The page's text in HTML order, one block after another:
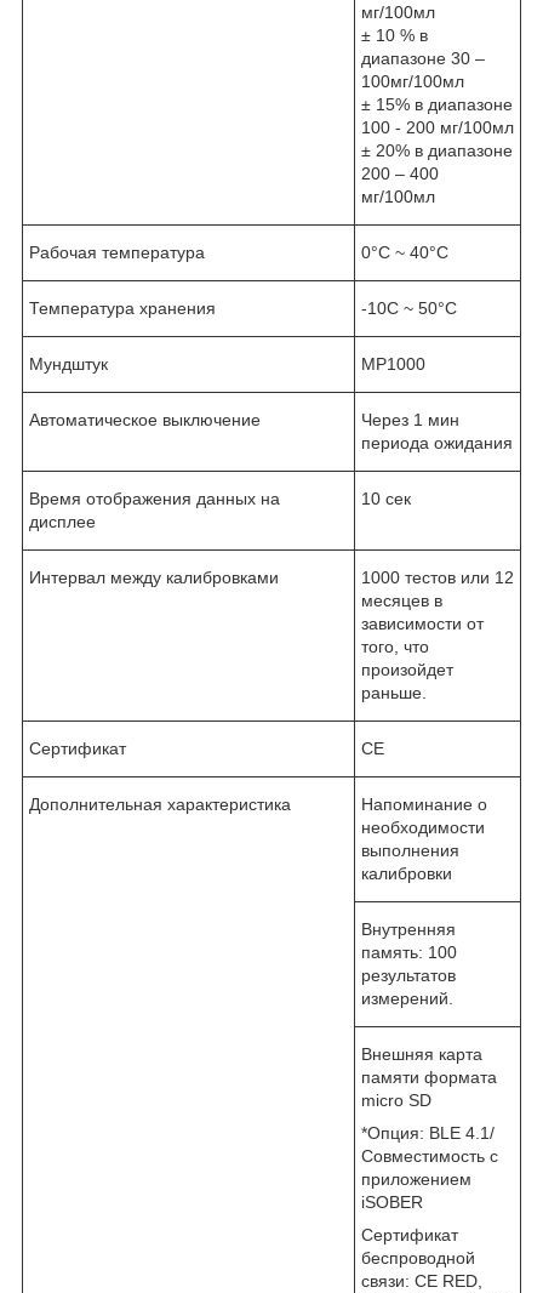
мг/100мл
± 10 % в
диапазоне 30 –
100мг/100мл
± 15% в диапазоне
100 - 200 мг/100мл
± 20% в диапазоне
200 – 400
мг/100мл
Рабочая температура 0°С ~ 40°С
Температура хранения -10C ~ 50°С
Мундштук MP1000
Автоматическое выключение
Через 1 мин
периода ожидания
Время отображения данных на
дисплее
10 сек
Интервал между калибровками
1000 тестов или 12
месяцев в
зависимости от
того, что
произойдет
раньше.
Сертификат CE
Дополнительная характеристика
Напоминание о
необходимости
выполнения
калибровки
Внутренняя
память: 100
результатов
измерений.
Внешняя карта
памяти формата
micro SD
*Опция: BLE 4.1/
Совместимость с
приложением
iSOBER
Сертификат
беспроводной
связи: CE RED,